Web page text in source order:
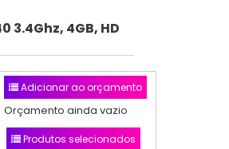
3.4Ghz, 4GB, HD
Adicionar ao orçamento
Orçamento ainda vazio
Produtos selecionados